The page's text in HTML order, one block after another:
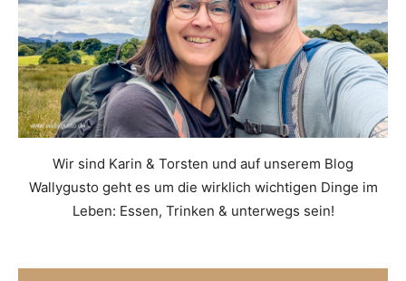
Wir sind Karin & Torsten und auf unserem Blog
Wallygusto geht es um die wirklich wichtigen Dinge im
Leben: Essen, Trinken & unterwegs sein!